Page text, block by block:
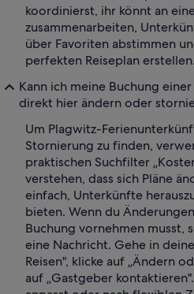
koordinierst, ihr könnt an
zusammenarbeiten,
über Favoriten abstimmen
perfekten Reiseplan erstellen.
Kann ich meine Buchung
direkt hier ändern oder
Um Plagwitz-
Stornierung zu finden,
praktischen Suchfilter
verstehen, dass sich Pläne
einfach, Unterkünfte
bieten. Wenn du
Buchung vornehmen musst,
eine Nachricht. Gehe in
Reisen", klicke auf „Ändern
auf „Gastgeber